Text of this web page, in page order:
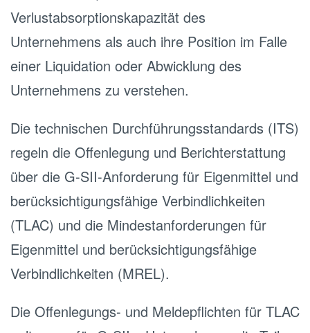
Verlustabsorptionskapazität des
Unternehmens als auch ihre Position im Falle
einer Liquidation oder Abwicklung des
Unternehmens zu verstehen.
Die technischen Durchführungsstandards (ITS)
regeln die Offenlegung und Berichterstattung
über die G-SII-Anforderung für Eigenmittel und
berücksichtigungsfähige Verbindlichkeiten
(TLAC) und die Mindestanforderungen für
Eigenmittel und berücksichtigungsfähige
Verbindlichkeiten (MREL).
Die Offenlegungs- und Meldepflichten für TLAC